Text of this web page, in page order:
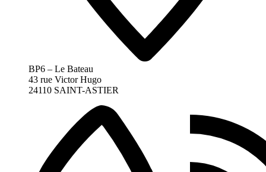
BP6 – Le Bateau
43 rue Victor Hugo
24110 SAINT-ASTIER